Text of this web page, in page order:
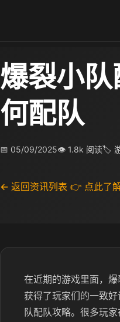
爆裂小
何配队
📅 05/09/2025👁 1.8k 阅读🏷
← 返回资讯列表 👉 点此了
在近期的游戏里面，
获得了玩家们的一致
队配队攻略。很多玩